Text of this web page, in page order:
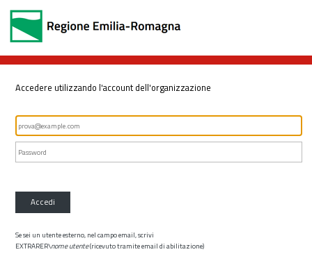
Accedere utilizzando l'account dell'organizzazione
Accedi
Se sei un utente esterno, nel campo email, scrivi
EXTRARER\nome utente(ricevuto tramite email di abilitazione)